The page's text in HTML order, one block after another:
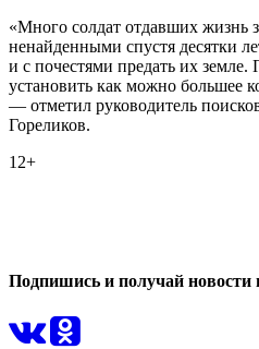
«Много солдат отдавших жизнь
ненайденными спустя десятки
и с почестями предать их
установить как можно большее
— отметил руководитель
Гореликов.
12+
Подпишись и получай